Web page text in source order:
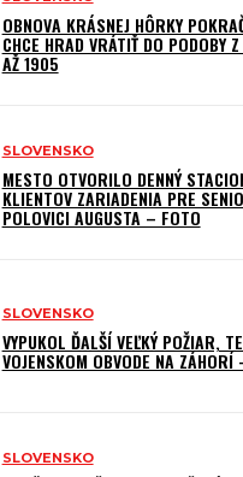
OBNOVA KRÁSNEJ HÔRKY
CHCE HRAD VRÁTIŤ DO PODOBY
AŽ 1905
SLOVENSKO
MESTO OTVORILO DENNÝ
KLIENTOV ZARIADENIA PRE
POLOVICI AUGUSTA – FOTO
SLOVENSKO
VYPUKOL ĎALŠÍ VEĽKÝ POŽIAR,
VOJENSKOM OBVODE NA ZÁHORÍ
SLOVENSKO